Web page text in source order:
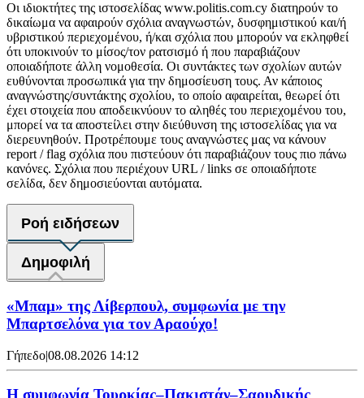
Οι ιδιοκτήτες της ιστοσελίδας www.politis.com.cy διατηρούν το
δικαίωμα να αφαιρούν σχόλια αναγνωστών, δυσφημιστικού και/ή
υβριστικού περιεχομένου, ή/και σχόλια που μπορούν να εκληφθεί
ότι υποκινούν το μίσος/τον ρατσισμό ή που παραβιάζουν
οποιαδήποτε άλλη νομοθεσία. Οι συντάκτες των σχολίων αυτών
ευθύνονται προσωπικά για την δημοσίευση τους. Αν κάποιος
αναγνώστης/συντάκτης σχολίου, το οποίο αφαιρείται, θεωρεί ότι
έχει στοιχεία που αποδεικνύουν το αληθές του περιεχομένου του,
μπορεί να τα αποστείλει στην διεύθυνση της ιστοσελίδας για να
διερευνηθούν. Προτρέπουμε τους αναγνώστες μας να κάνουν
report / flag σχόλια που πιστεύουν ότι παραβιάζουν τους πιο πάνω
κανόνες. Σχόλια που περιέχουν URL / links σε οποιαδήποτε
σελίδα, δεν δημοσιεύονται αυτόματα.
Ροή ειδήσεων
Δημοφιλή
«Μπαμ» της Λίβερπουλ, συμφωνία με την
Μπαρτσελόνα για τον Αραούχο!
Γήπεδο|08.08.2026 14:12
Η συμφωνία Τουρκίας–Πακιστάν–Σαουδικής